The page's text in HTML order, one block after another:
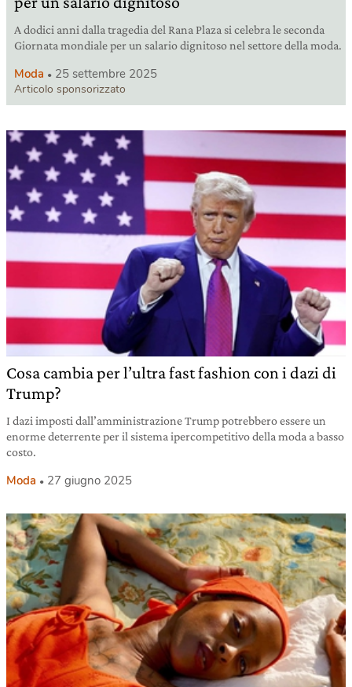
A dodici anni dalla tragedia del Rana Plaza si celebra le seconda
Giornata mondiale per un salario dignitoso nel settore della moda.
Moda 25 settembre 2025
Articolo sponsorizzato
Cosa cambia per l’ultra fast fashion con i dazi di
Trump?
I dazi imposti dall’amministrazione Trump potrebbero essere un
enorme deterrente per il sistema ipercompetitivo della moda a basso
costo.
Moda 27 giugno 2025